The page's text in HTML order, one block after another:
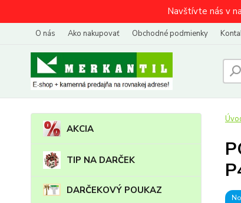
Navštívte nás v
O nás Ako nakupovať Obchodné podmienky
AKCIA
TIP NA DARČEK
DARČEKOVÝ POUKAZ